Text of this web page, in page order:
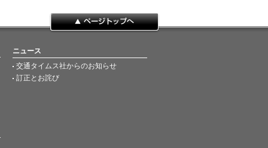
ニュース
交通タイムス社からのお知らせ
訂正とお詫び